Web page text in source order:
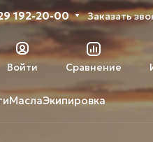
192-20-00 Заказать
Войти Сравнение
МаслаЭкипировка